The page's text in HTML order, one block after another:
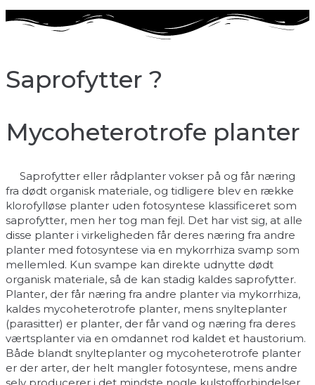
Saprofytter ?
Mycoheterotrofe planter
Saprofytter eller rådplanter vokser på og får næring
fra dødt organisk materiale, og tidligere blev en række
klorofylløse planter uden fotosyntese klassificeret som
saprofytter, men her tog man fejl. Det har vist sig, at alle
disse planter i virkeligheden får deres næring fra andre
planter med fotosyntese via en mykorrhiza svamp som
mellemled. Kun svampe kan direkte udnytte dødt
organisk materiale, så de kan stadig kaldes saprofytter.
Planter, der får næring fra andre planter via mykorrhiza,
kaldes mycoheterotrofe planter, mens snylteplanter
(parasitter) er planter, der får vand og næring fra deres
værtsplanter via en omdannet rod kaldet et haustorium.
Både blandt snylteplanter og mycoheterotrofe planter
er der arter, der helt mangler fotosyntese, mens andre